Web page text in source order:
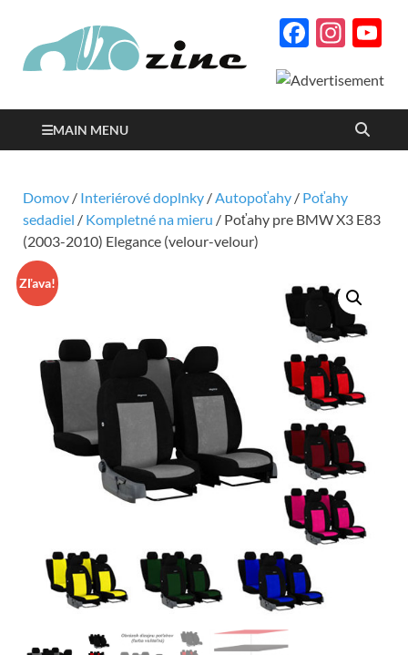
Autozine
motorizme s množstvom
reportáží
MAIN MENU
Domov / Interiérové doplnky /Autopoťahy / Poťahy
sedadiel / Kompletné na mieru / Poťahy pre BMW X3 E83
(2003-2010) Elegance (velour-velour)
Zľava!